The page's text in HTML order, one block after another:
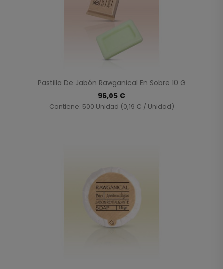
Pastilla De Jabón Rawganical En Sobre 10 G
96,05 €
Contiene: 500 Unidad (0,19 € / Unidad)